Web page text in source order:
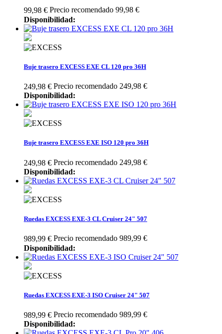
99,98 € Precio recomendado 99,98 €
Disponibilidad:
Buje trasero EXCESS EXE CL 120 pro 36H
249,98 € Precio recomendado 249,98 €
Disponibilidad:
Buje trasero EXCESS EXE ISO 120 pro 36H
249,98 € Precio recomendado 249,98 €
Disponibilidad:
Ruedas EXCESS EXE-3 CL Cruiser 24" 507
989,99 € Precio recomendado 989,99 €
Disponibilidad:
Ruedas EXCESS EXE-3 ISO Cruiser 24" 507
989,99 € Precio recomendado 989,99 €
Disponibilidad: